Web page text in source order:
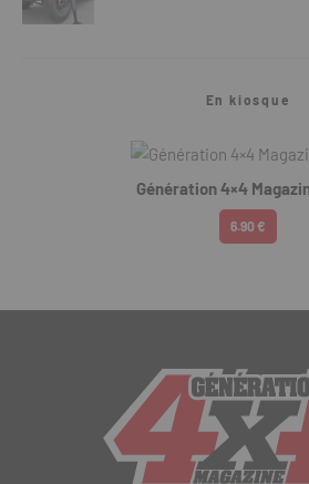
En kiosque
Génération 4×4
6.90 €